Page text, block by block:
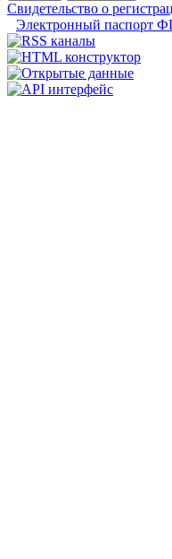
Свидетельство о
Электронный паспорт